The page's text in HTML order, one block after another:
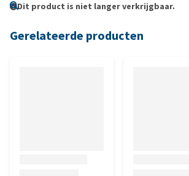
Dit product is niet langer verkrijgbaar.
Gerelateerde producten